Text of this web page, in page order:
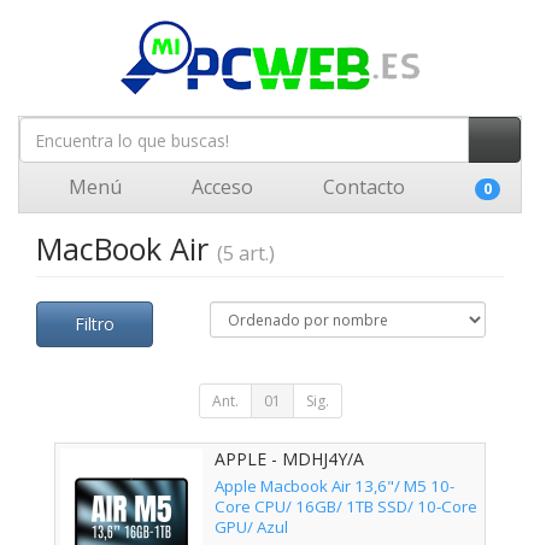
Menú Acceso Contacto 0
MacBook Air (5 art.)
Filtro
Ant. 01 Sig.
APPLE - MDHJ4Y/A
Apple Macbook Air 13,6"/ M5 10-
Core CPU/ 16GB/ 1TB SSD/ 10-Core
GPU/ Azul